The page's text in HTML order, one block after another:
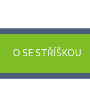
O SE STŘÍŠKOU